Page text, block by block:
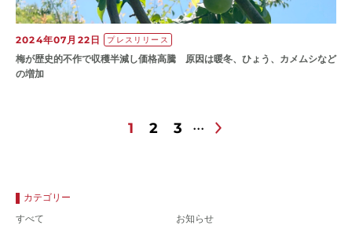
2024年07月22日 プレスリリース
梅が歴史的不作で収穫半減し価格高騰 原因は暖冬、ひょう、カメムシなど
の増加
1 2 3
カテゴリー
すべて
お知らせ